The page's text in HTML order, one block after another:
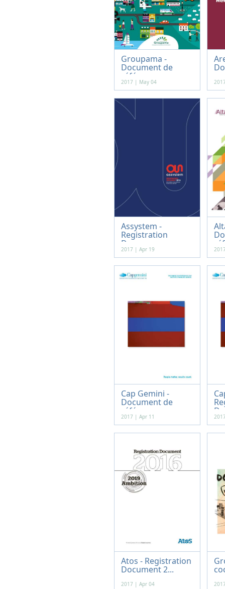
Groupama -
Document de
référen...
2017 | May 04
Assystem -
Registration
Docume...
2017 | Apr 19
Cap Gemini -
Document de
référ...
2017 | Apr 11
Atos - Registration
Document 2...
2017 | Apr 04